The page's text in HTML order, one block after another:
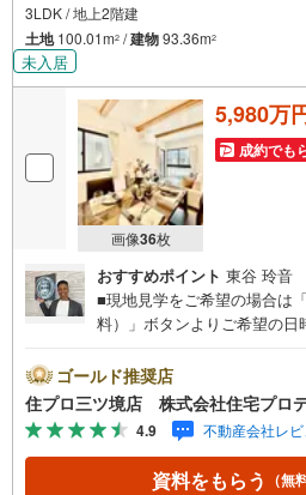
3LDK / 地上2階建
土地100.01m2 /建物93.36m2
未入居
画像36枚
5,980万
成約でも
おすすめポイント 東谷 玲音
■現地見学をご希望の場合は
料）」ボタンよりご希望の
泉区・戸塚区・保土ケ谷区・
です！ 最新物件情報や当社
お気軽にお問合せ下さい!! -------------- 弊社独自の
提案システム 弊社ではファイ
る【丁寧な資金アドバイス
ゴールド推奨店
住プロ三ツ境店 株式会社住宅プロ
4.9 不動産会社レ
資料をもらう （無